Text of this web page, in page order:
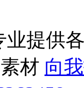
业提供
材 向